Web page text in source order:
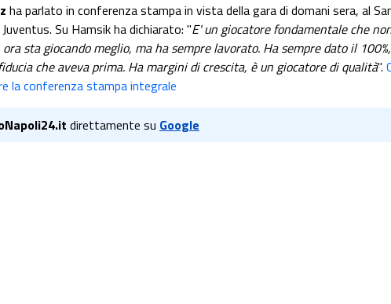
ha parlato in conferenza stampa in vista della gara di domani sera, al
Su Hamsik ha dichiarato: "E' un giocatore fondamentale che
sta giocando meglio, ma ha sempre lavorato. Ha sempre dato il
che aveva prima. Ha margini di crescita, è un giocatore di qualità".
la conferenza stampa integrale
direttamente su Google